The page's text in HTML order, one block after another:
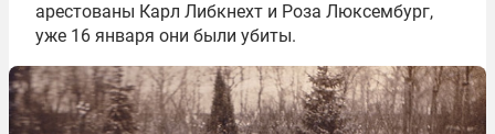
арестованы Карл Либкнехт и Роза Люксембург,
уже 16 января они были убиты.